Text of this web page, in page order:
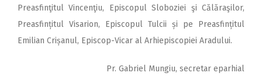
Preasfinţitul Vincenţiu, Episcopul Sloboziei şi Călăraşilor,
Preasfințitul Visarion, Episcopul Tulcii și pe Preasfințitul
Emilian Crișanul, Episcop-Vicar al Arhiepiscopiei Aradului.
Pr. Gabriel Mungiu, secretar eparhial